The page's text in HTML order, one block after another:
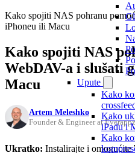
Upute
Kako
Kako
iPadu i
Kako
Kako spojiti NAS pohranu
iPhoneu ili Macu
Kako spojiti NAS
WebDAV-a i slušati
Macu
Artem Meleshko
Founder & Engineer at Everappz
Ukratko: Instalirajte i